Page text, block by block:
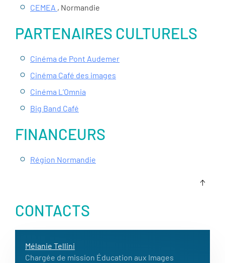
CEMEA , Normandie
PARTENAIRES CULTURELS
Cinéma de Pont Audemer
Cinéma Café des images
Cinéma L’Omnia
Big Band Café
FINANCEURS
Région Normandie
CONTACTS
Mélanie Tellini
Chargée de mission Éducation aux Images